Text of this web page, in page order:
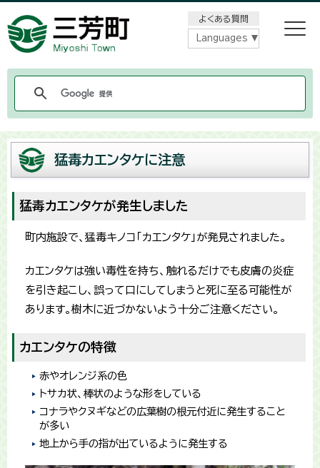
よくある質問
Languages
猛毒カエンタケに注意
猛毒カエンタケが発生しました
町内施設で、猛毒キノコ「カエンタケ」が発見されました。
カエンタケは強い毒性を持ち、触れるだけでも皮膚の炎症
を引き起こし、誤って口にしてしまうと死に至る可能性が
あります。樹木に近づかないよう十分ご注意ください。
カエンタケの特徴
赤やオレンジ系の色
トサカ状、棒状のような形をしている
コナラやクヌギなどの広葉樹の根元付近に発生すること
が多い
地上から手の指が出ているように発生する